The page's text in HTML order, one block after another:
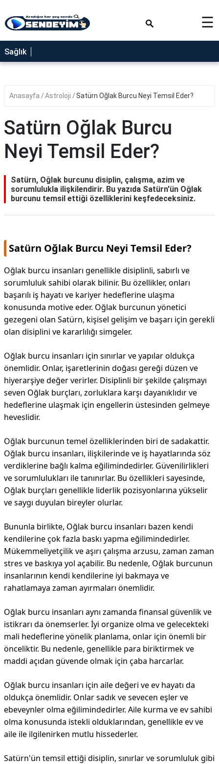
SAĞLIK
NEDİR
YEMEK
RÜYA
GEZİLECEK
BLOG
☰
Sağlık
Anasayfa Astroloji Satürn Oğlak Burcu Neyi Temsil Eder?
Satürn Oğlak Burcu
Neyi Temsil Eder?
Satürn, Oğlak burcunu disiplin, çalışma, azim ve
sorumlulukla ilişkilendirir. Bu yazıda Satürn'ün Oğlak
burcunu temsil ettiği özelliklerini keşfedeceksiniz.
Satürn Oğlak Burcu Neyi Temsil Eder?
Oğlak burcu insanları genellikle disiplinli, sabırlı ve
sorumluluk sahibi olarak bilinir. Bu özellikler, onları
başarılı iş hayatı ve kariyer hedeflerine ulaşma
konusunda motive eder. Oğlak burcunun yönetici
gezegeni olan Satürn, kişisel gelişim ve başarı için gerekli
olan disiplini ve kararlılığı simgeler.
Oğlak burcu insanları için sınırlar ve yapılar oldukça
önemlidir. Onlar, işaretlerinin doğası gereği düzen ve
hiyerarşiye değer verirler. Disiplinli bir şekilde çalışmayı
seven Oğlak burçları, zorluklara karşı dayanıklıdır ve
hedeflerine ulaşmak için engellerin üstesinden gelmeye
heveslidir.
Oğlak burcunun temel özelliklerinden biri de sadakattir.
Oğlak burcu insanları, ilişkilerinde ve iş hayatlarında söz
verdiklerine bağlı kalma eğilimindedirler. Güvenilirlikleri
ve sorumlulukları ile tanınırlar. Bu özellikleri sayesinde,
Oğlak burçları genellikle liderlik pozisyonlarına yükselir
ve saygı duyulan bireyler olurlar.
Bununla birlikte, Oğlak burcu insanları bazen kendi
kendilerine çok fazla baskı yapma eğilimindedirler.
Mükemmeliyetçilik ve aşırı çalışma arzusu, zaman zaman
stres ve baskıya yol açabilir. Bu nedenle, Oğlak burcunun
insanlarının kendi kendilerine iyi bakmaya ve
rahatlamaya zaman ayırmaları önemlidir.
Oğlak burcu insanları aynı zamanda finansal güvenlik ve
istikrarı da önemserler. İyi organize olma ve gelecekteki
mali hedeflerine yönelik planlama, onlar için önemli bir
önceliktir. Bu nedenle, genellikle para biriktirmek ve
maddi açıdan güvende olmak için çaba harcarlar.
Oğlak burcu insanları için aile değeri ve ev hayatı da
oldukça önemlidir. Onlar sadık ve sevecen eşler ve
ebeveynler olma eğilimindedirler. Aile kurma ve ev sahibi
olma konusunda istekli olduklarından, genellikle ev ve
aile ile ilgilenirken mutlu hissederler.
Satürn'ün temsil ettiği disiplin, sınırlar ve sorumluluk gibi